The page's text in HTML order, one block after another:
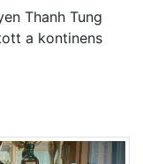
Thanh Tung
a kontinens